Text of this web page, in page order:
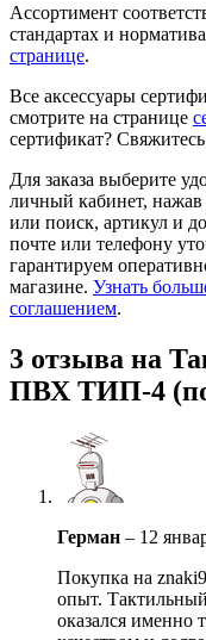
Ассортимент
стандартах и
странице.
Все аксессуары
смотрите на странице
сертификат?
Для заказа выберите
личный кабинет, нажав
или поиск, артикул и
почте или телефону
гарантируем
магазине. Узнать
соглашением.
3 отзыва на
ПВХ ТИП-4
Герман – 12
Покупка на
опыт.
оказался